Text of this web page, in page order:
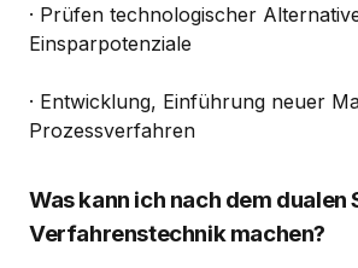
· Prüfen technologischer
Einsparpotenziale
· Entwicklung, Einführung neuer
Prozessverfahren
Was kann ich nach dem dualen
Verfahrenstechnik machen?